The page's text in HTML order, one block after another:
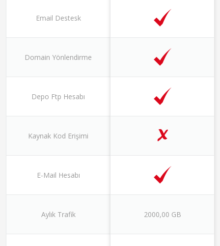
Email Destesk
Domain Yönlendirme
Depo Ftp Hesabı
Kaynak Kod Erişimi
E-Mail Hesabı
Aylık Trafik 2000,00 GB